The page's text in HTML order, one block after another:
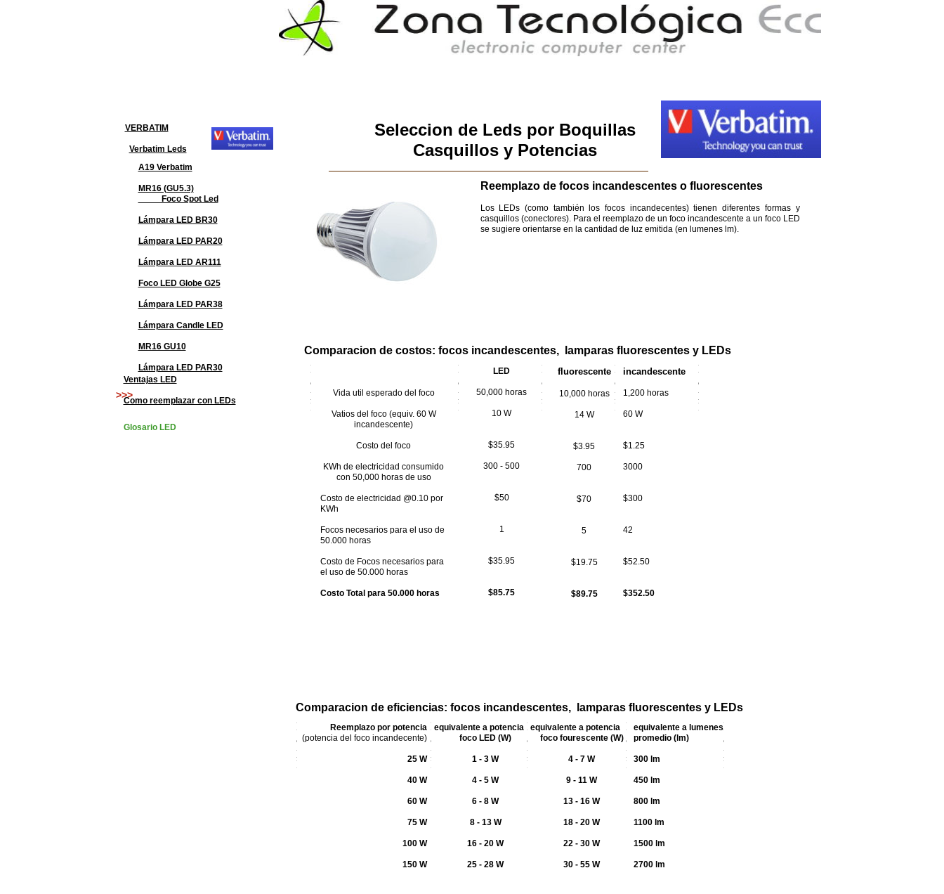
Seleccion de Leds por Boquillas
Casquillos y Potencias
Reemplazo de focos incandescentes o fluorescentes
Los LEDs (como también los focos incandecentes) tienen diferentes formas y
casquillos (conectores). Para el reemplazo de un foco incandescente a un foco LED
se sugiere orientarse en la cantidad de luz emitida (en lumenes lm).
>>>
Reemplazo por potencia
(potencia del foco incandecente)
25 W
40 W
60 W
75 W
100 W
150 W
equivalente a potencia
foco fourescente (W)
4 - 7 W
9 - 11 W
13 - 16 W
18 - 20 W
22 - 30 W
30 - 55 W
equivalente a lumenes
promedio (lm)
300 lm
450 lm
800 lm
1100 lm
1500 lm
2700 lm
equivalente a potencia
foco LED (W)
1 - 3 W
4 - 5 W
6 - 8 W
8 - 13 W
16 - 20 W
25 - 28 W
Vida util esperado del foco
Vatios del foco (equiv. 60 W
incandescente)
Costo del foco
KWh de electricidad consumido
con 50,000 horas de uso
Costo de electricidad @0.10 por
KWh
Focos necesarios para el uso de
50.000 horas
Costo de Focos necesarios para
el uso de 50.000 horas
Costo Total para 50.000 horas
LED
50,000 horas
10 W
$35.95
300 - 500
$50
1
$35.95
$85.75
Comparacion de eficiencias: focos incandescentes, lamparas fluorescentes y LEDs
Comparacion de costos: focos incandescentes, lamparas fluorescentes y LEDs
fluorescente
10,000 horas
14 W
$3.95
700
$70
5
$19.75
$89.75
incandescente
1,200 horas
60 W
$1.25
3000
$300
42
$52.50
$352.50
A19 Verbatim
MR16 (GU5.3)
Foco Spot Led
Lámpara LED BR30
Lámpara LED PAR20
Lámpara LED AR111
Foco LED Globe G25
Lámpara LED PAR38
Lámpara Candle LED
MR16 GU10
Lámpara LED PAR30
Glosario LED
Ventajas LED
Como reemplazar con LEDs
VERBATIM
Verbatim Leds